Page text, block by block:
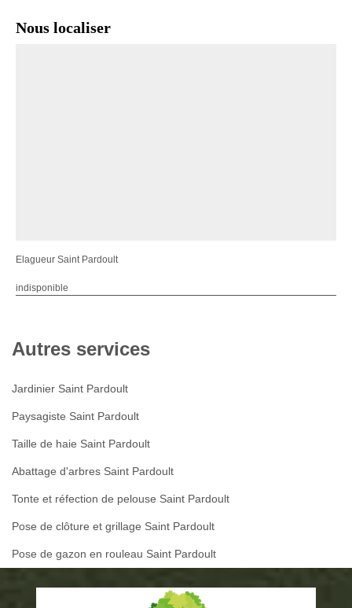
Nous localiser
Elagueur Saint Pardoult
indisponible
Autres services
Jardinier Saint Pardoult
Paysagiste Saint Pardoult
Taille de haie Saint Pardoult
Abattage d'arbres Saint Pardoult
Tonte et réfection de pelouse Saint Pardoult
Pose de clôture et grillage Saint Pardoult
Pose de gazon en rouleau Saint Pardoult